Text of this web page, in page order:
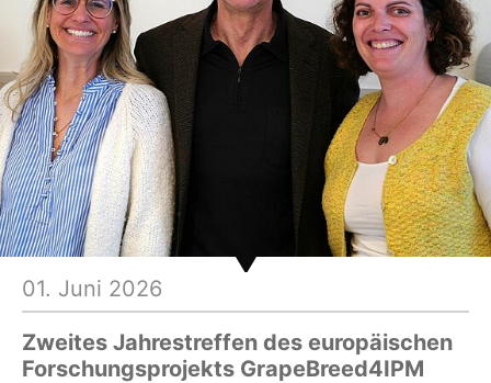
01. Juni 2026
Zweites Jahrestreffen des europäischen
Forschungsprojekts GrapeBreed4IPM
lesen